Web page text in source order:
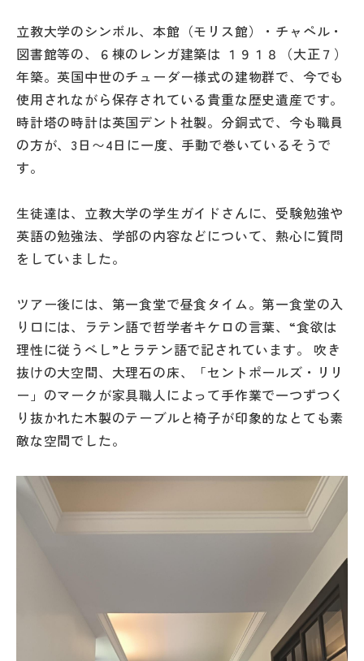
お問い合わせ
個人情報保護方針
サイトマップ
立教大学のシンボル、本館（モリス館）・チャペル・
図書館等の、６棟のレンガ建築は １９１８（大正７）
年築。英国中世のチューダー様式の建物群で、今でも
使用されながら保存されている貴重な歴史遺産です。
時計塔の時計は英国デント社製。分銅式で、今も職員
の方が、3日〜4日に一度、手動で巻いているそうで
す。
生徒達は、立教大学の学生ガイドさんに、受験勉強や
英語の勉強法、学部の内容などについて、熱心に質問
をしていました。
ツアー後には、第一食堂で昼食タイム。第一食堂の入
り口には、ラテン語で哲学者キケロの言葉、“食欲は
理性に従うべし”とラテン語で記されています。 吹き
抜けの大空間、大理石の床、「セントポールズ・リリ
ー」のマークが家具職人によって手作業で一つずつく
り抜かれた木製のテーブルと椅子が印象的なとても素
敵な空間でした。